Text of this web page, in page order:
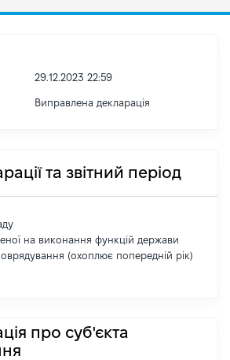
29.12.2023 22:59
Виправлена декларація
та звітний період
на виконання функцій держави
(охоплює попередній рік)
про суб'єкта